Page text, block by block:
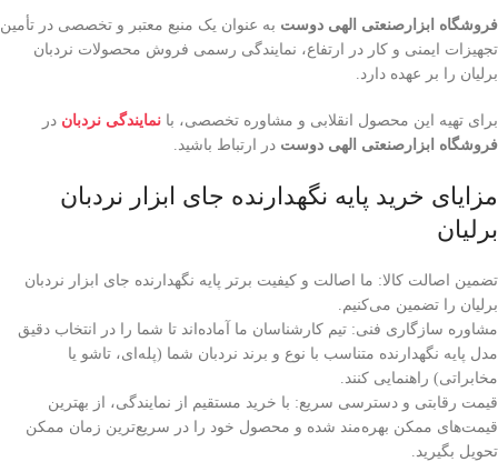
فروشگاه ابزارصنعتی الهی دوست به عنوان یک منبع معتبر و تخصصی در تأمین
تجهیزات ایمنی و کار در ارتفاع، نمایندگی رسمی فروش محصولات نردبان
برلیان را بر عهده دارد.
برای تهیه این محصول انقلابی و مشاوره تخصصی، با نمایندگی نردبان در
فروشگاه ابزارصنعتی الهی دوست در ارتباط باشید.
مزایای خرید پایه نگهدارنده جای ابزار نردبان
برلیان
تضمین اصالت کالا: ما اصالت و کیفیت برتر پایه نگهدارنده جای ابزار نردبان
برلیان را تضمین می‌کنیم.
مشاوره سازگاری فنی: تیم کارشناسان ما آماده‌اند تا شما را در انتخاب دقیق
مدل پایه نگهدارنده متناسب با نوع و برند نردبان شما (پله‌ای، تاشو یا
مخابراتی) راهنمایی کنند.
قیمت رقابتی و دسترسی سریع: با خرید مستقیم از نمایندگی، از بهترین
قیمت‌های ممکن بهره‌مند شده و محصول خود را در سریع‌ترین زمان ممکن
تحویل بگیرید.